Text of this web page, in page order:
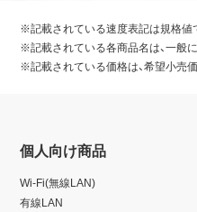
※記載されている速度表記は規格値
※記載されている各商品名は、一般
※記載されている価格は、希望小売価
個人向け商品
Wi-Fi(無線LAN)
有線LAN